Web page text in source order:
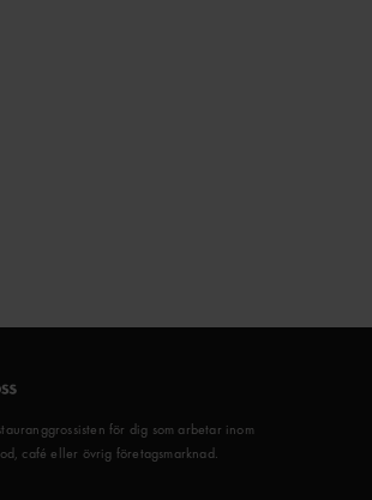
för dig som arbetar inom
café eller övrig företagsmarknad.